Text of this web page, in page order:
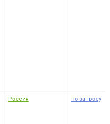
Россия по запросу